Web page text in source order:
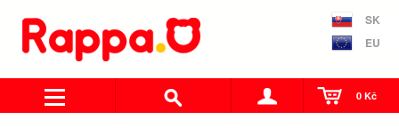
SK
EU
0 Kč